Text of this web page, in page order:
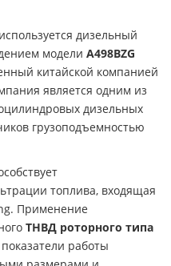
дизельный
модели A498BZG
китайской компанией
является одним из
дизельных
грузоподъемностью
топлива, входящая
Применение
ТНВД роторного типа
работы